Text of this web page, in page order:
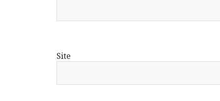
Site